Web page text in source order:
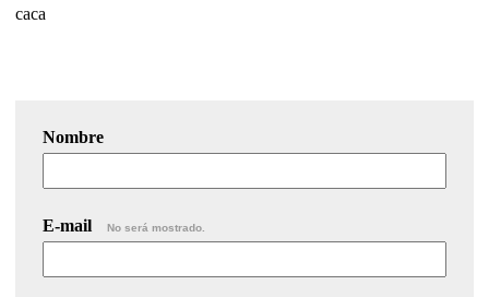
caca
Nombre
E-mail No será mostrado.